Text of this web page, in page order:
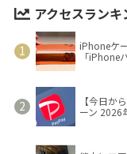
アクセスランキ
iPhoneケ
「iPhone
【今日か
ーン 2026